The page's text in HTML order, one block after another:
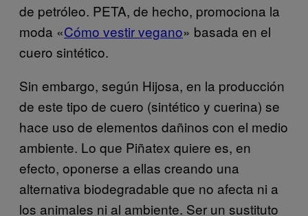
de petróleo. PETA, de hecho, promociona la
moda «Cómo vestir vegano» basada en el
cuero sintético.
Sin embargo, según Hijosa, en la producción
de este tipo de cuero (sintético y cuerina) se
hace uso de elementos dañinos con el medio
ambiente. Lo que Piñatex quiere es, en
efecto, oponerse a ellas creando una
alternativa biodegradable que no afecta ni a
los animales ni al ambiente. Ser un sustituto